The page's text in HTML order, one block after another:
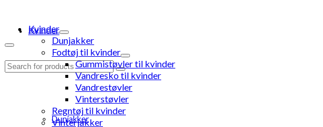
Kvinder
Dunjakker
Search
Kvinder
Dunjakker
Fodtøj til kvinder
Gummistøvler til kvinder
Vandresko til kvinder
Vandrestøvler
Vinterstøvler
Regntøj til kvinder
Vinterjakker